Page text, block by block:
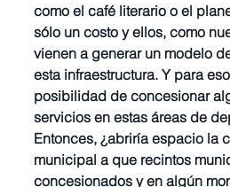
como el café literario o el
sólo un costo y ellos, como
vienen a generar un modelo
esta infraestructura. Y para
posibilidad de concesionar
servicios en estas áreas de
Entonces, ¿abriría espacio la
municipal a que recintos
concesionados y en algún